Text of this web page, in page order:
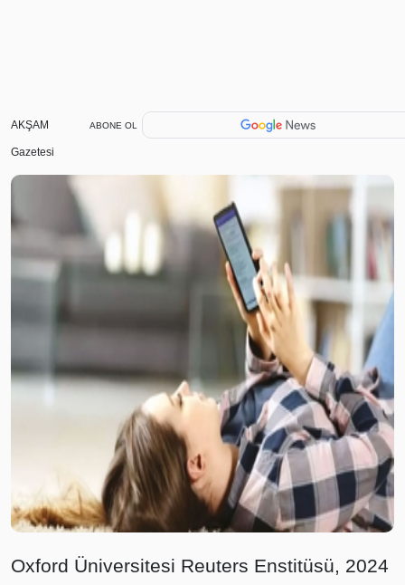
AKŞAM
Gazetesi
ABONE OL
Oxford Üniversitesi Reuters Enstitüsü, 2024